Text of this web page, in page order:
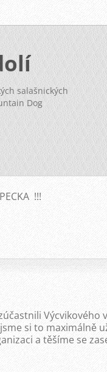
salašnických
Dog
PECKA !!!
Výcvikového
si to maximálně
a těšíme se